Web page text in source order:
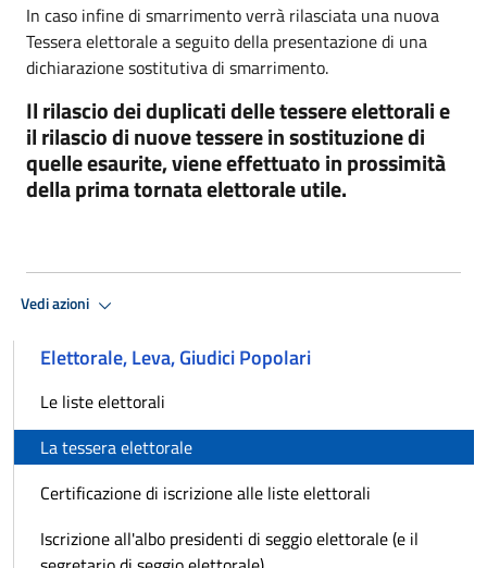
In caso infine di smarrimento verrà rilasciata una nuova
Tessera elettorale a seguito della presentazione di una
dichiarazione sostitutiva di smarrimento.
Il rilascio dei duplicati delle tessere elettorali e
il rilascio di nuove tessere in sostituzione di
quelle esaurite, viene effettuato in prossimità
della prima tornata elettorale utile.
Vedi azioni
Elettorale, Leva, Giudici Popolari
Le liste elettorali
La tessera elettorale
Certificazione di iscrizione alle liste elettorali
Iscrizione all'albo presidenti di seggio elettorale (e il